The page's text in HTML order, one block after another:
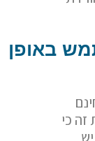
באופן
כי